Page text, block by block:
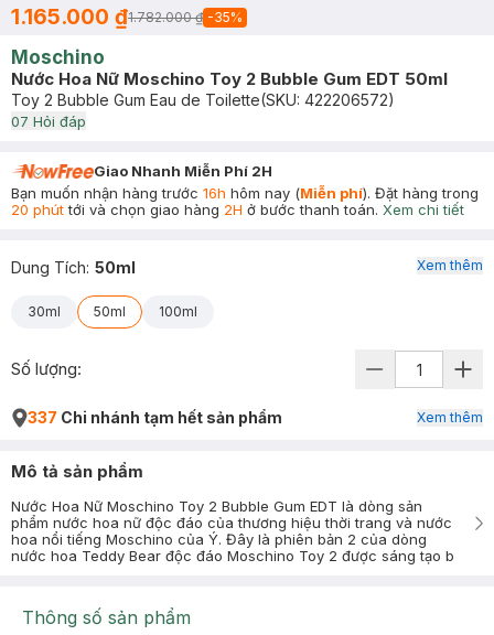
1.165.000 ₫1.782.000 ₫ -35%
Moschino
Nước Hoa Nữ Moschino Toy 2 Bubble Gum EDT 50ml
Toy 2 Bubble Gum Eau de Toilette(SKU: 422206572)
07 Hỏi đáp
Giao Nhanh Miễn Phí 2H
Bạn muốn nhận hàng trước 16h hôm nay (Miễn phí). Đặt hàng trong
20 phúttới và chọn giao hàng 2H ở bước thanh toán. Xem chi tiết
Dung Tích: 50ml
30ml 50ml 100ml
Xem thêm
Số lượng:
337 Chi nhánh tạm hết sản phẩm Xem thêm
Mô tả sản phẩm
Nước Hoa Nữ Moschino Toy 2 Bubble Gum EDT là dòng sản
phẩm nước hoa nữ độc đáo của thương hiệu thời trang và nước
hoa nổi tiếng Moschino của Ý. Đây là phiên bản 2 của dòng
nước hoa Teddy Bear độc đáo Moschino Toy 2 được sáng tạo b
Thông số sản phẩm